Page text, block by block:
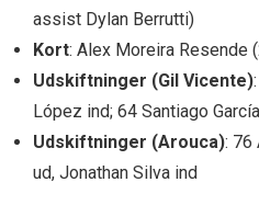
assist Dylan Berrutti)
Kort: Alex Moreira Resende
Udskiftninger (Gil Vicente)
López ind; 64 Santiago
Udskiftninger (Arouca): 76
ud, Jonathan Silva ind